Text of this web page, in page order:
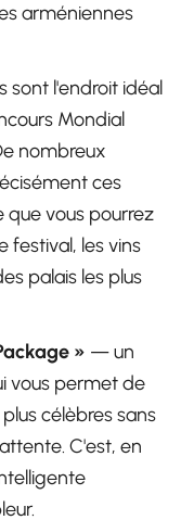
arméniennes
sont l'endroit idéal
Mondial
nombreux
ces
vous pourrez
festival, les vins
palais les plus
» — un
vous permet de
célèbres sans
C'est, en